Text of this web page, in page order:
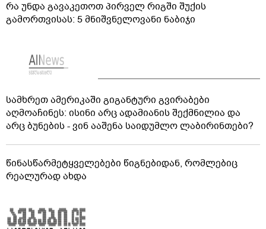
რა უნდა გავაკეთოთ პირველ რიგში შუქის
გამორთვისას: 5 მნიშვნელოვანი ნაბიჯი
სამხრეთ ამერიკაში გიგანტური გვირაბები
აღმოაჩინეს: ისინი არც ადამიანის შექმნილია და
არც ბუნების - ვინ ააშენა საიდუმლო ლაბირინთები?
წინასწარმეტყველებები წიგნებიდან, რომლებიც
რეალურად ახდა